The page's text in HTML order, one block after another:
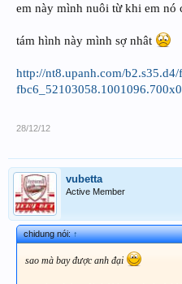
em này mình nuôi từ khi em nó
tám hình này mình sợ nhât
http://nt8.upanh.com/
28/12/12
vubetta
Active Member
chidung nói:↑
sao mà bay được anh đại